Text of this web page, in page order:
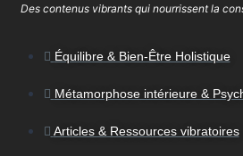
Des contenus vibrants qui nourrissent la
Équilibre & Bien-Être Holistique
Métamorphose intérieure &
Articles & Ressources vibratoires